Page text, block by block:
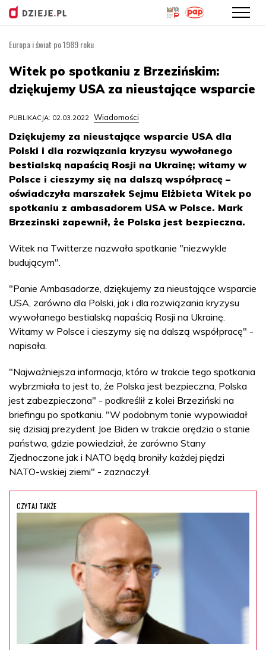
treści
Europa i świat po 1989 roku
Witek po spotkaniu z Brzezińskim:
dziękujemy USA za nieustające wsparcie
PUBLIKACJA: 02.03.2022 Wiadomości
Dziękujemy za nieustające wsparcie USA dla
Polski i dla rozwiązania kryzysu wywołanego
bestialską napaścią Rosji na Ukrainę; witamy w
Polsce i cieszymy się na dalszą współpracę –
oświadczyła marszałek Sejmu Elżbieta Witek po
spotkaniu z ambasadorem USA w Polsce. Mark
Brzezinski zapewnił, że Polska jest bezpieczna.
Witek na Twitterze nazwała spotkanie "niezwykle
budującym".
"Panie Ambasadorze, dziękujemy za nieustające wsparcie
USA, zarówno dla Polski, jak i dla rozwiązania kryzysu
wywołanego bestialską napaścią Rosji na Ukrainę.
Witamy w Polsce i cieszymy się na dalszą współpracę" -
napisała.
"Najważniejsza informacja, która w trakcie tego spotkania
wybrzmiała to jest to, że Polska jest bezpieczna, Polska
jest zabezpieczona" - podkreślił z kolei Brzeziński na
briefingu po spotkaniu. "W podobnym tonie wypowiadał
się dzisiaj prezydent Joe Biden w trakcie orędzia o stanie
państwa, gdzie powiedział, że zarówno Stany
Zjednoczone jak i NATO będą broniły każdej piędzi
NATO-wskiej ziemi" - zaznaczył.
CZYTAJ TAKŻE